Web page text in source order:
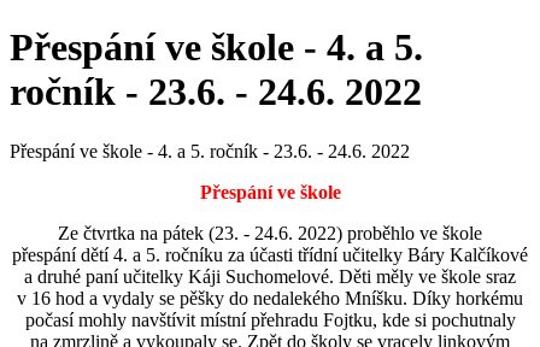
Přespání ve škole - 4. a 5.
ročník - 23.6. - 24.6. 2022
Přespání ve škole - 4. a 5. ročník - 23.6. - 24.6. 2022
Přespání ve škole
Ze čtvrtka na pátek (23. - 24.6. 2022) proběhlo ve škole
přespání dětí 4. a 5. ročníku za účasti třídní učitelky Báry Kalčíkové
a druhé paní učitelky Káji Suchomelové. Děti měly ve škole sraz
v 16 hod a vydaly se pěšky do nedalekého Mníšku. Díky horkému
počasí mohly navštívit místní přehradu Fojtku, kde si pochutnaly
na zmrzlině a vykoupaly se. Zpět do školy se vracely linkovým